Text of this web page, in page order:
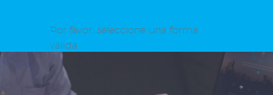
Por favor, seleccione una forma
válida